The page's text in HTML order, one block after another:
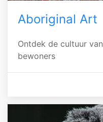
Aboriginal Art
Ontdek de cultuur
bewoners